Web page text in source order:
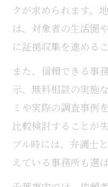
クが求められます。
は、対象者の生活圏
に証拠収集を進める
また、信頼できる事
示、無料相談の実施
ミや実際の調査事例
比較検討することが
ブル時には、弁護士
えている事務所も選